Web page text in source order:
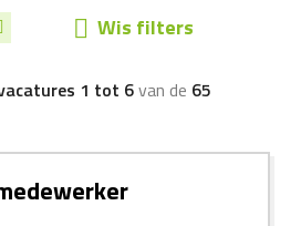
Wis filters
1 tot 6van de 65